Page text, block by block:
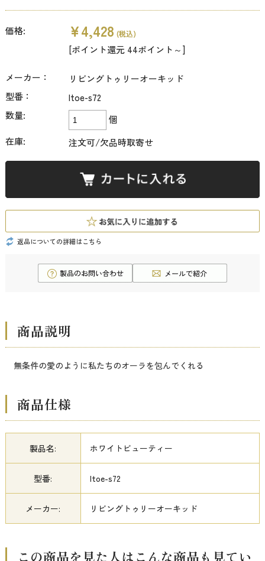
価格: ¥4,428 (税込)
[ポイント還元 44ポイント～]
メーカー：
リビングトゥリーオーキッド
型番：
ltoe-s72
数量:
個
在庫:
注文可/欠品時取寄せ
返品についての詳細はこちら
商品説明
無条件の愛のように私たちのオーラを包んでくれる
商品仕様
製品名: ホワイトビューティー
型番: ltoe-s72
メーカー: リビングトゥリーオーキッド
この商品を見た人はこんな商品も見てい